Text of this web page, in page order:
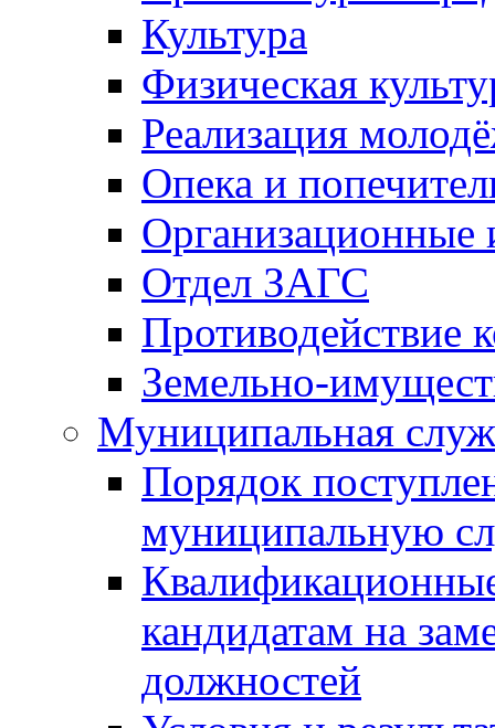
Культура
Физическая
Реализация
Опека и
Отдел ЗАГС
Противодействие
Земельно-
Муниципальная
Порядок
муниципальную
кандидатам на
должностей